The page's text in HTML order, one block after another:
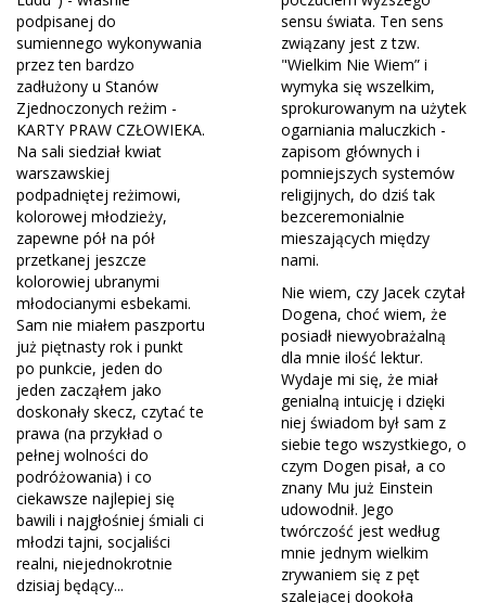
podpisanej do
sumiennego wykonywania
przez ten bardzo
zadłużony u Stanów
Zjednoczonych reżim -
KARTY PRAW CZŁOWIEKA.
Na sali siedział kwiat
warszawskiej
podpadniętej reżimowi,
kolorowej młodzieży,
zapewne pół na pół
przetkanej jeszcze
kolorowiej ubranymi
młodocianymi esbekami.
Sam nie miałem paszportu
już piętnasty rok i punkt
po punkcie, jeden do
jeden zacząłem jako
doskonały skecz, czytać te
prawa (na przykład o
pełnej wolności do
podróżowania) i co
ciekawsze najlepiej się
bawili i najgłośniej śmiali ci
młodzi tajni, socjaliści
realni, niejednokrotnie
dzisiaj będący...
sensu świata. Ten sens
związany jest z tzw.
"Wielkim Nie Wiem” i
wymyka się wszelkim,
sprokurowanym na użytek
ogarniania maluczkich -
zapisom głównych i
pomniejszych systemów
religijnych, do dziś tak
bezceremonialnie
mieszających między
nami.
Nie wiem, czy Jacek czytał
Dogena, choć wiem, że
posiadł niewyobrażalną
dla mnie ilość lektur.
Wydaje mi się, że miał
genialną intuicję i dzięki
niej świadom był sam z
siebie tego wszystkiego, o
czym Dogen pisał, a co
znany Mu już Einstein
udowodnił. Jego
twórczość jest według
mnie jednym wielkim
zrywaniem się z pęt
szalejącej dookoła